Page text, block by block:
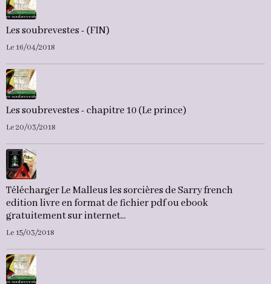
Les soubrevestes - (FIN)
Le 16/04/2018
Les soubrevestes - chapitre 10 (Le prince)
Le 20/03/2018
Télécharger Le Malleus les sorcières de Sarry french
edition livre en format de fichier pdf ou ebook
gratuitement sur internet...
Le 15/03/2018